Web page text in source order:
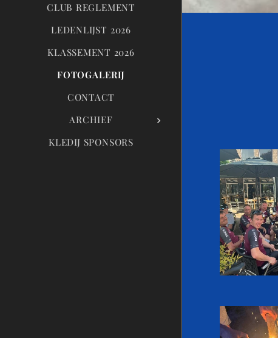
CLUB REGLEMENT
LEDENLIJST 2026
KLASSEMENT 2026
FOTOGALERIJ
CONTACT
ARCHIEF
KLEDIJ SPONSORS